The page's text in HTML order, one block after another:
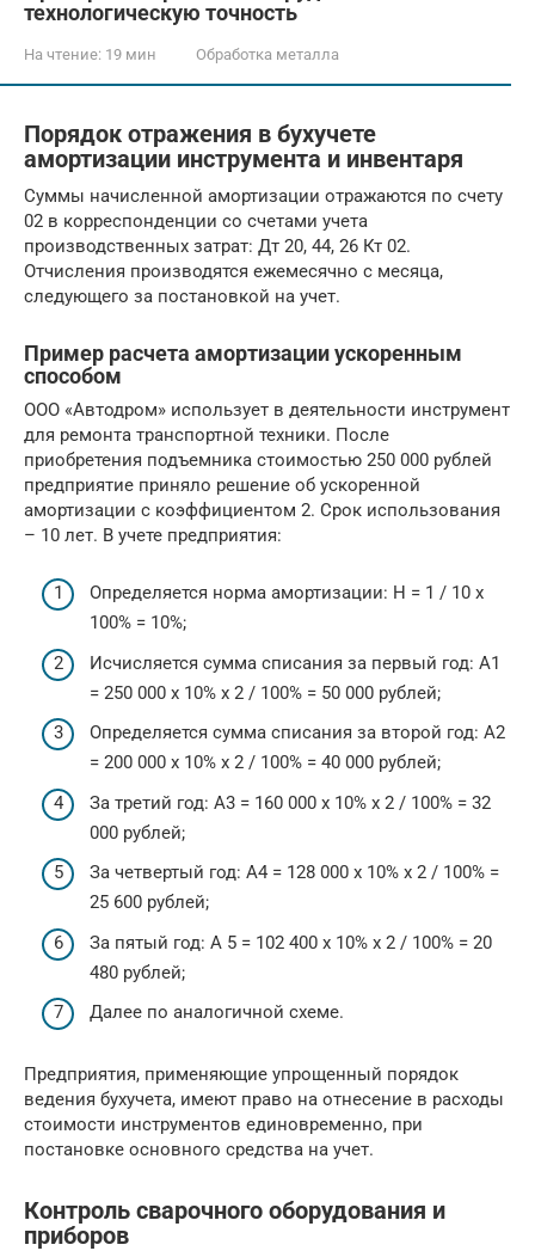
технологическую точность
На чтение: 19 мин Обработка металла
Порядок отражения в бухучете
амортизации инструмента и инвентаря
Суммы начисленной амортизации отражаются по счету
02 в корреспонденции со счетами учета
производственных затрат: Дт 20, 44, 26 Кт 02.
Отчисления производятся ежемесячно с месяца,
следующего за постановкой на учет.
Пример расчета амортизации ускоренным
способом
ООО «Автодром» использует в деятельности инструмент
для ремонта транспортной техники. После
приобретения подъемника стоимостью 250 000 рублей
предприятие приняло решение об ускоренной
амортизации с коэффициентом 2. Срок использования
– 10 лет. В учете предприятия:
Определяется норма амортизации: Н = 1 / 10 х
100% = 10%;
Исчисляется сумма списания за первый год: А1
= 250 000 х 10% х 2 / 100% = 50 000 рублей;
Определяется сумма списания за второй год: А2
= 200 000 х 10% х 2 / 100% = 40 000 рублей;
За третий год: А3 = 160 000 х 10% х 2 / 100% = 32
000 рублей;
За четвертый год: А4 = 128 000 х 10% х 2 / 100% =
25 600 рублей;
За пятый год: А 5 = 102 400 х 10% х 2 / 100% = 20
480 рублей;
Далее по аналогичной схеме.
Предприятия, применяющие упрощенный порядок
ведения бухучета, имеют право на отнесение в расходы
стоимости инструментов единовременно, при
постановке основного средства на учет.
Контроль сварочного оборудования и
приборов